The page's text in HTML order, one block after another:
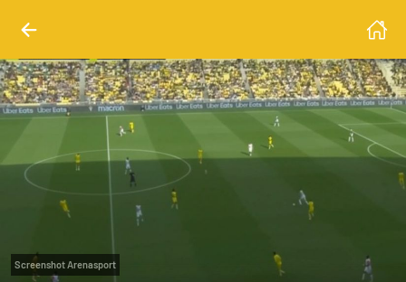
Screenshot Arenasport